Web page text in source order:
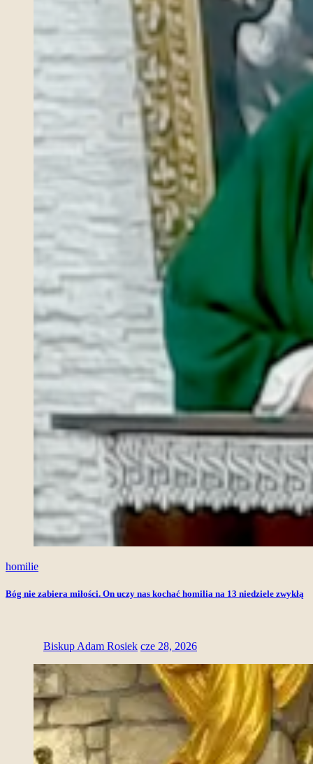
homilie
Bóg nie zabiera miłości. On uczy nas kochać homilia na 13 niedziele zwykłą
Biskup Adam Rosiek cze 28, 2026